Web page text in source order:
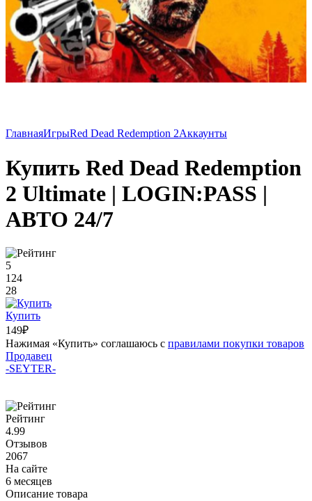
ГлавнаяИгрыRed Dead Redemption 2Аккаунты
Купить Red Dead Redemption
2 Ultimate | LOGIN:PASS |
АВТО 24/7
5
124
28
Купить
149₽
Нажимая «Купить» соглашаюсь с правилами покупки товаров
Продавец
-SEYTER-
Рейтинг
4.99
Отзывов
2067
На сайте
6 месяцев
Описание товара